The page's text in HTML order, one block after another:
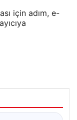
için adım, e-